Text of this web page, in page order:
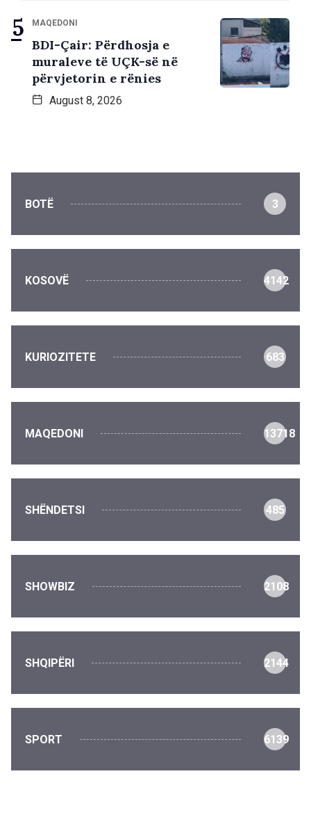
MAQEDONI
BDI-Çair: Përdhosja e
muraleve të UÇK-së në
përvjetorin e rënies
August 8, 2026
BOTË 3
KOSOVË 4142
KURIOZITETE 683
MAQEDONI 13718
SHËNDETSI 485
SHOWBIZ 2108
SHQIPËRI 2144
SPORT 6139